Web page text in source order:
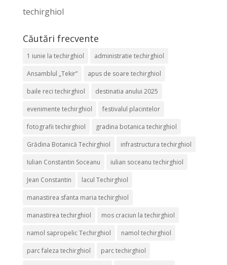
techirghiol
Căutări frecvente
1 iunie la techirghiol administratie techirghiol
Ansamblul „Tekir” apus de soare techirghiol
baile reci techirghiol destinatia anului 2025
evenimente techirghiol festivalul placintelor
fotografii techirghiol gradina botanica techirghiol
Grădina Botanică Techirghiol infrastructura techirghiol
Iulian Constantin Soceanu iulian soceanu techirghiol
Jean Constantin lacul Techirghiol
manastirea sfanta maria techirghiol
manastirea techirghiol mos craciun la techirghiol
namol sapropelic Techirghiol namol techirghiol
parc faleza techirghiol parc techirghiol